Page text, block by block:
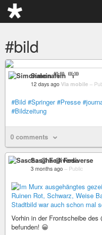
#bild
Simonalein ⁽⁽⁽i⁾⁾⁾
12 days ago Via mobile –
#Bild #Springer #Presse
#Bildzeitung
0 comments
Sascha @ Fediverse
3 months ago – Public
Vorhin in der Frontscheibe des
befunden! 😀